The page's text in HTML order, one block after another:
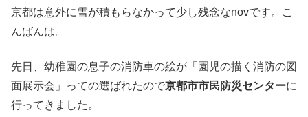
京都は意外に雪が積もらなかって少し残念なnovです。こ
んばんは。
先日、幼稚園の息子の消防車の絵が「園児の描く消防の図
面展示会」っての選ばれたので京都市市民防災センターに
行ってきました。